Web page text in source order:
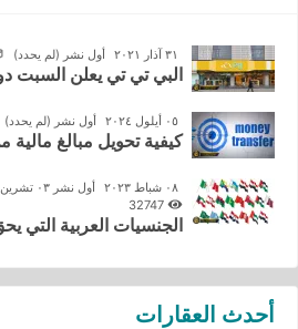
٣١ آذار ٢٠٢١ أول نشر (لم يحدد)
البي تي تي يعلن السبت
٠٥ أيلول ٢٠٢٤ أول نشر (لم يحدد)
كيفية تحويل مبالغ مالية
٠٨ شباط ٢٠٢٣ أول نشر ٠٣ تشرين الثاني ٢٠١٦
الجنسيات العربية التي
أحدث العقارات